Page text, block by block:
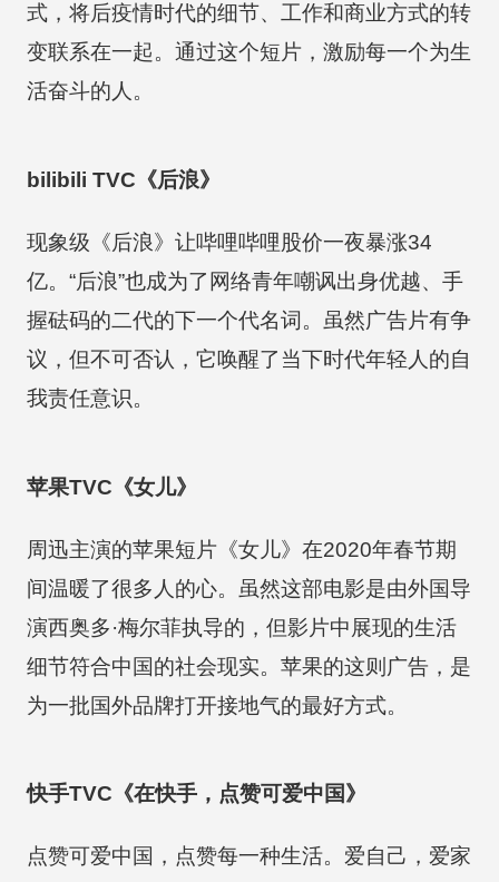
式，将后疫情时代的细节、工作和商业方式的转
变联系在一起。通过这个短片，激励每一个为生
活奋斗的人。
bilibili TVC《后浪》
现象级《后浪》让哔哩哔哩股价一夜暴涨34
亿。“后浪”也成为了网络青年嘲讽出身优越、手
握砝码的二代的下一个代名词。虽然广告片有争
议，但不可否认，它唤醒了当下时代年轻人的自
我责任意识。
苹果TVC《女儿》
周迅主演的苹果短片《女儿》在2020年春节期
间温暖了很多人的心。虽然这部电影是由外国导
演西奥多·梅尔菲执导的，但影片中展现的生活
细节符合中国的社会现实。苹果的这则广告，是
为一批国外品牌打开接地气的最好方式。
快手TVC《在快手，点赞可爱中国》
点赞可爱中国，点赞每一种生活。爱自己，爱家